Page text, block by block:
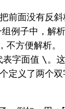
把前面没有反
例子中，解
方便解析。
表字面值 \。
定义了两个